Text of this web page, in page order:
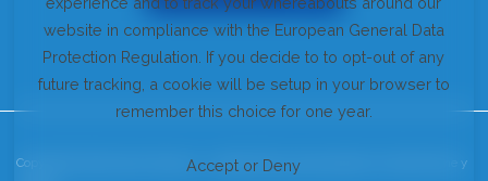
Copyright Cala Gonone Vacanze - Apartamentos para alquiler en Cala Gonone y
website in compliance with the European General Data
Protection Regulation. If you decide to to opt-out of any
future tracking, a cookie will be setup in your browser to
remember this choice for one year.
Accept or Deny